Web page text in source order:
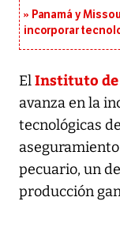
Panamá y
incorporar
ElInstituto de
avanza en la
tecnológicas
pecuario, un
producción